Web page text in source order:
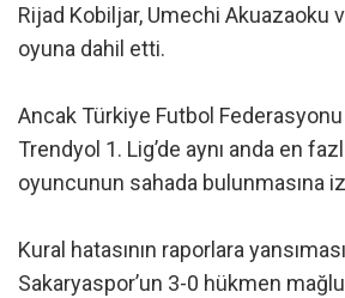
Rijad Kobiljar, Umechi Akuazaoku
oyuna dahil etti.
Ancak Türkiye Futbol
Trendyol 1. Lig’de aynı anda en
oyuncunun sahada bulunmasına
Kural hatasının raporlara
Sakaryaspor’un 3-0 hükmen